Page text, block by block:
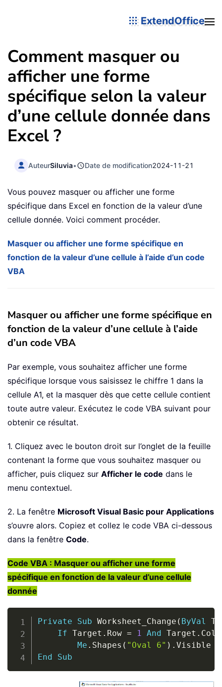
ExtendOffice
Comment masquer ou
afficher une forme
spécifique selon la valeur
d’une cellule donnée dans
Excel ?
AuteurSiluvia• Date de modification2024-11-21
Vous pouvez masquer ou afficher une forme
spécifique dans Excel en fonction de la valeur d’une
cellule donnée. Voici comment procéder.
Masquer ou afficher une forme spécifique en
fonction de la valeur d’une cellule à l’aide d’un code
VBA
Masquer ou afficher une forme spécifique en
fonction de la valeur d’une cellule à l’aide
d’un code VBA
Par exemple, vous souhaitez afficher une forme
spécifique lorsque vous saisissez le chiffre 1 dans la
cellule A1, et la masquer dès que cette cellule contient
toute autre valeur. Exécutez le code VBA suivant pour
obtenir ce résultat.
1. Cliquez avec le bouton droit sur l’onglet de la feuille
contenant la forme que vous souhaitez masquer ou
afficher, puis cliquez sur Afficher le code dans le
menu contextuel.
2. La fenêtre Microsoft Visual Basic pour Applications
s’ouvre alors. Copiez et collez le code VBA ci-dessous
dans la fenêtre Code.
Code VBA : Masquer ou afficher une forme
spécifique en fonction de la valeur d’une cellule
donnée
Private Sub Worksheet_Change ( ByVal
If Target . Row = 1 And Target .
Me . Shapes ( "Oval 6" ) . Visible
End
Sub
Copy